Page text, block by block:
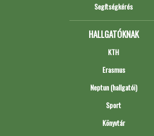
Segítségkérés
HALLGATÓKNAK
KTH
Erasmus
Neptun (hallgatói)
Sport
Könyvtár